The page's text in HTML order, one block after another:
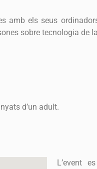
amb els seus
sobre tecnologia
d’un adult.
L’event